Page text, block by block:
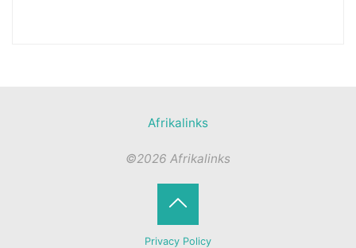
Afrikalinks
©2026 Afrikalinks
Privacy Policy
Terug